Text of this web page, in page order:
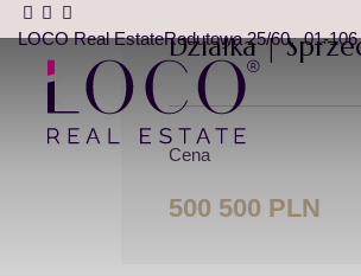
LOCO Real EstateRedutowa 25/60 01-
Działka |
Cena
500 500 PLN